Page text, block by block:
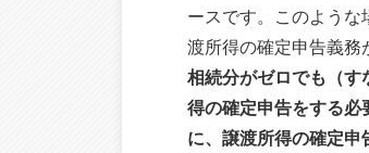
ースです。このよう
渡所得の確定申告義務
相続分がゼロでも（す
得の確定申告をする必
に、譲渡所得の確定申